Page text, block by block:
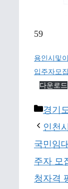
59
용인시및
입주자모
다운로드
경기
인천
국민임
주자 모
청자격